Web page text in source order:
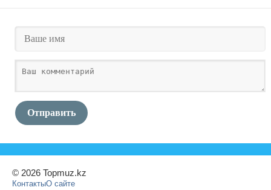
Отправить
© 2026 Topmuz.kz
КонтактыО сайте